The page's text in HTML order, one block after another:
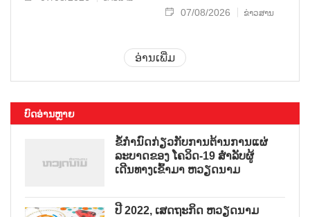
07/08/2026 ຂ່າວສານ
ອ່ານເພີ່ມ
ບົດອ່ານຫຼາຍ
ຂໍ້ກຳນົດກ່ຽວກັບການຕ້ານການແຜ່
ລະບາດຂອງ ໂຄວິດ-19 ສຳລັບຜູ້
ເດີນທາງເຂົ້າມາ ຫວຽດນາມ
ປີ 2022, ເສດຖະກິດ ຫວຽດນາມ